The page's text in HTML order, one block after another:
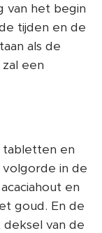
van het begin
tijden en de
​​als de
een
tabletten en
in de
en
goud. En de
deksel van de